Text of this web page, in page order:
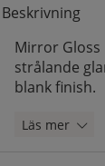
Beskrivning
Mirror Gloss
strålande
blank finish.
Läs mer